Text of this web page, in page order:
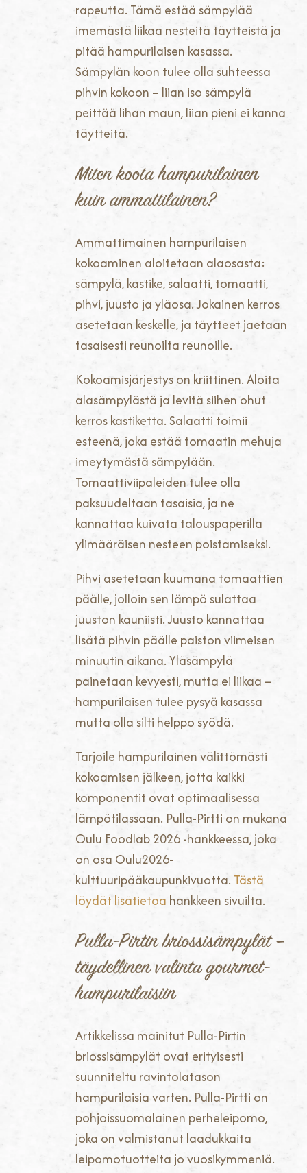
rapeutta. Tämä estää sämpylää
imemästä liikaa nesteitä täytteistä ja
pitää hampurilaisen kasassa.
Sämpylän koon tulee olla suhteessa
pihvin kokoon – liian iso sämpylä
peittää lihan maun, liian pieni ei kanna
täytteitä.
Miten koota hampurilainen
kuin ammattilainen?
Ammattimainen hampurilaisen
kokoaminen aloitetaan alaosasta:
sämpylä, kastike, salaatti, tomaatti,
pihvi, juusto ja yläosa. Jokainen kerros
asetetaan keskelle, ja täytteet jaetaan
tasaisesti reunoilta reunoille.
Kokoamisjärjestys on kriittinen. Aloita
alasämpylästä ja levitä siihen ohut
kerros kastiketta. Salaatti toimii
esteenä, joka estää tomaatin mehuja
imeytymästä sämpylään.
Tomaattiviipaleiden tulee olla
paksuudeltaan tasaisia, ja ne
kannattaa kuivata talouspaperilla
ylimääräisen nesteen poistamiseksi.
Pihvi asetetaan kuumana tomaattien
päälle, jolloin sen lämpö sulattaa
juuston kauniisti. Juusto kannattaa
lisätä pihvin päälle paiston viimeisen
minuutin aikana. Yläsämpylä
painetaan kevyesti, mutta ei liikaa –
hampurilaisen tulee pysyä kasassa
mutta olla silti helppo syödä.
Tarjoile hampurilainen välittömästi
kokoamisen jälkeen, jotta kaikki
komponentit ovat optimaalisessa
lämpötilassaan. Pulla-Pirtti on mukana
Oulu Foodlab 2026 -hankkeessa, joka
on osa Oulu2026-
kulttuuripääkaupunkivuotta. Tästä
löydät lisätietoa hankkeen sivuilta.
Pulla-Pirtin briossisämpylät –
täydellinen valinta gourmet-
hampurilaisiin
Artikkelissa mainitut Pulla-Pirtin
briossisämpylät ovat erityisesti
suunniteltu ravintolatason
hampurilaisia varten. Pulla-Pirtti on
pohjoissuomalainen perheleipomo,
joka on valmistanut laadukkaita
leipomotuotteita jo vuosikymmeniä.